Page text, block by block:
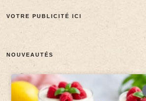
VOTRE PUBLICITÉ ICI
NOUVEAUTÉS